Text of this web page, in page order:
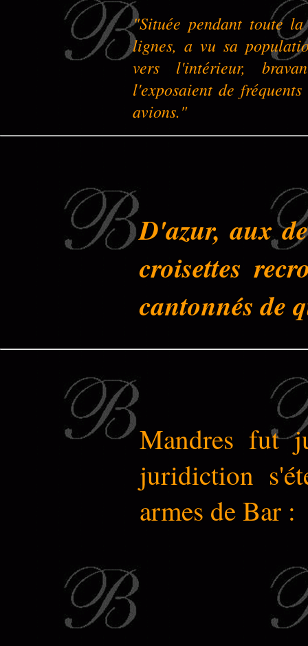
"Située pendant toute
lignes, a vu sa
vers l'intérieur,
l'exposaient de
avions."
D'azur, aux
croisettes
cantonnés de
Mandres fut
juridiction
armes de Bar :